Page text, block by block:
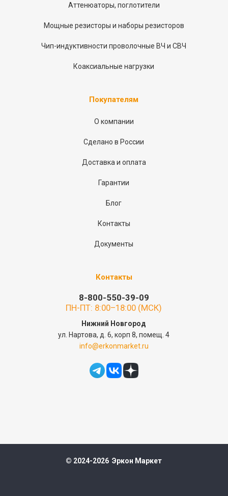
Аттенюаторы, поглотители
Мощные резисторы и наборы резисторов
Чип-индуктивности проволочные ВЧ и СВЧ
Коаксиальные нагрузки
Покупателям
О компании
Сделано в России
Доставка и оплата
Гарантии
Блог
Контакты
Документы
Контакты
8-800-550-39-09
ПН-ПТ: 8:00–18:00 (МСК)
Нижний Новгород
ул. Нартова, д. 6, корп 8, помещ. 4
info@erkonmarket.ru
© 2024-2026 Эркон Маркет